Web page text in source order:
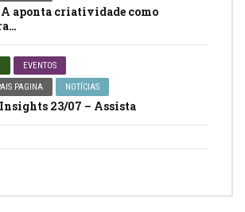
aponta criatividade como
EVENTOS
PAGINA NOTÍCIAS
23/07 – Assista